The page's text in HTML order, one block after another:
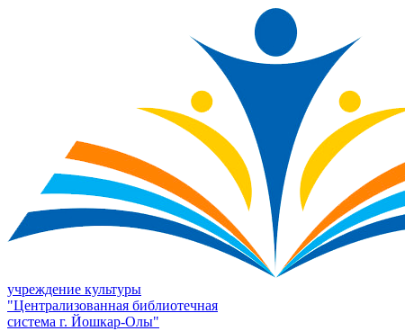
учреждение культуры
"Централизованная библиотечная
система г. Йошкар-Олы"